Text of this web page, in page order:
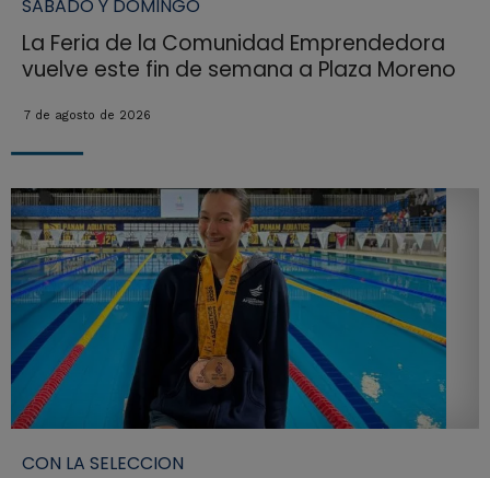
SABADO Y DOMINGO
La Feria de la Comunidad Emprendedora
vuelve este fin de semana a Plaza Moreno
7 de agosto de 2026
CON LA SELECCION